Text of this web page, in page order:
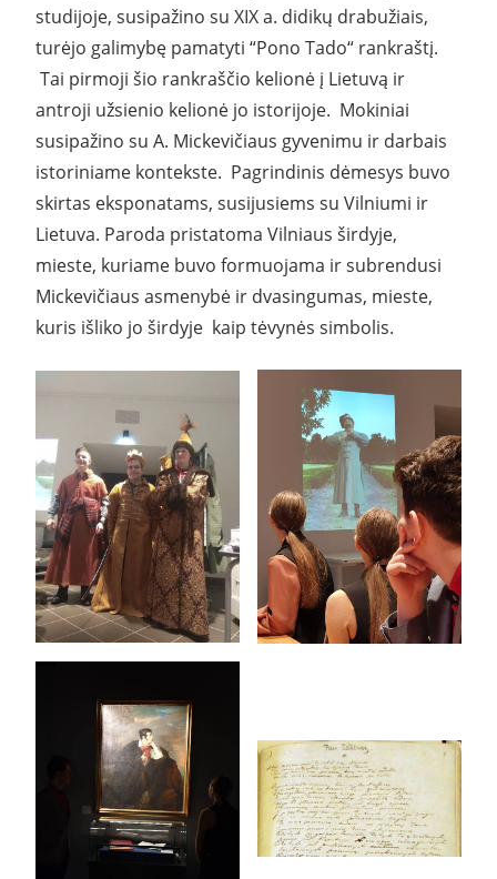
studijoje, susipažino su XIX a. didikų drabužiais,
turėjo galimybę pamatyti “Pono Tado“ rankraštį.
Tai pirmoji šio rankraščio kelionė į Lietuvą ir
antroji užsienio kelionė jo istorijoje. Mokiniai
susipažino su A. Mickevičiaus gyvenimu ir darbais
istoriniame kontekste. Pagrindinis dėmesys buvo
skirtas eksponatams, susijusiems su Vilniumi ir
Lietuva. Paroda pristatoma Vilniaus širdyje,
mieste, kuriame buvo formuojama ir subrendusi
Mickevičiaus asmenybė ir dvasingumas, mieste,
kuris išliko jo širdyje kaip tėvynės simbolis.